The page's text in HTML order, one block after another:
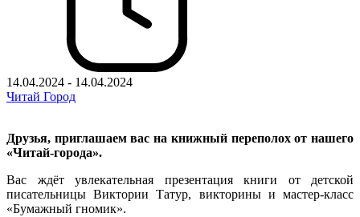
14.04.2024 - 14.04.2024
Читай Город
Друзья, приглашаем вас на книжный переполох от нашего
«Читай-города».
Вас ждёт увлекательная презентация книги от детской
писательницы Виктории Татур, викторины и мастер-класс
«Бумажный гномик».